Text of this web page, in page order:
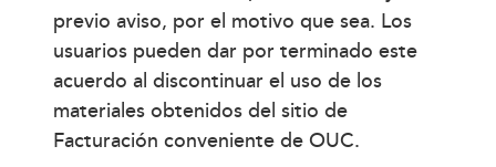
previo aviso, por el motivo que sea. Los
usuarios pueden dar por terminado este
acuerdo al discontinuar el uso de los
materiales obtenidos del sitio de
Facturación conveniente de OUC.